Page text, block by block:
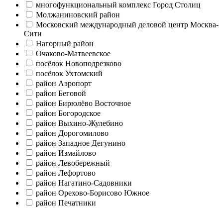
многофункциональный комплекс Город Столиц
Молжаниновский район
Московский международный деловой центр Москва-
Сити
Нагорный район
Очаково-Матвеевское
посёлок Новоподрезково
посёлок Ухтомский
район Аэропорт
район Беговой
район Бирюлёво Восточное
район Богородское
район Выхино-Жулебино
район Дорогомилово
район Западное Дегунино
район Измайлово
район Левобережный
район Лефортово
район Нагатино-Садовники
район Орехово-Борисово Южное
район Печатники